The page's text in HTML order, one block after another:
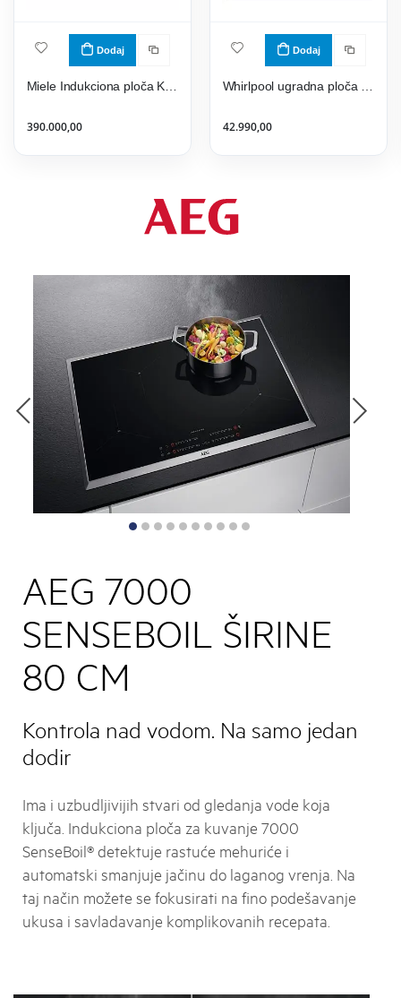
Dodaj
390.000,00
Dodaj
42.990,00
AEG 7000
SENSEBOIL ŠIRINE
80 CM
Kontrola nad vodom. Na samo jedan
dodir
Ima i uzbudljivijih stvari od gledanja vode koja
ključa. Indukciona ploča za kuvanje 7000
SenseBoil® detektuje rastuće mehuriće i
automatski smanjuje jačinu do laganog vrenja. Na
taj način možete se fokusirati na fino podešavanje
ukusa i savladavanje komplikovanih recepata.